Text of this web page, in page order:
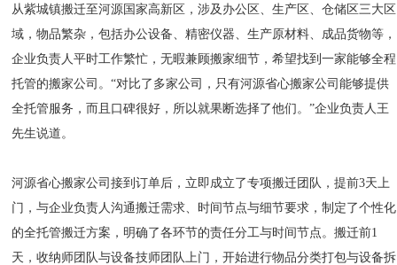
从紫城镇搬迁至河源国家高新区，涉及办公区、生产区、仓储区三大区
域，物品繁杂，包括办公设备、精密仪器、生产原材料、成品货物等，
企业负责人平时工作繁忙，无暇兼顾搬家细节，希望找到一家能够全程
托管的搬家公司。“对比了多家公司，只有河源省心搬家公司能够提供
全托管服务，而且口碑很好，所以就果断选择了他们。”企业负责人王
先生说道。
河源省心搬家公司接到订单后，立即成立了专项搬迁团队，提前3天上
门，与企业负责人沟通搬迁需求、时间节点与细节要求，制定了个性化
的全托管搬迁方案，明确了各环节的责任分工与时间节点。搬迁前1
天，收纳师团队与设备技师团队上门，开始进行物品分类打包与设备拆